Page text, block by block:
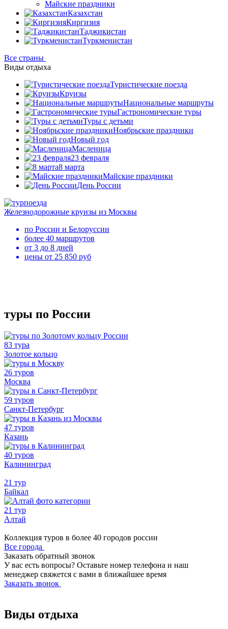
Майские праздники
Казахстан
Киргизия
Таджикистан
Туркменистан
Все страны
Виды отдыха
Туристические поезда
Круизы
Национальные маршруты
Гастрономические туры
Туры с детьми
Ноябрьские праздники
Новый год
Масленица
23 февраля
8 марта
Майские праздники
День России
Железнодорожные круизы из Москвы
по России и Белоруссии
более 40 маршрутов
от 3 до 8 дней
цены от 25 850 руб
туры по России
83 тура
Золотое кольцо
26 туров
Москва
59 туров
Санкт-Петербург
47 туров
Казань
40 туров
Калининград
21 тур
Байкал
21 тур
Алтай
Коллекция туров в более 40 городов россии
Все города
Заказать обратный звонок
У вас есть вопросы? Оставьте номер телефона и наш
менеджер свяжется с вами в ближайшее время
Заказать звонок
Виды отдыха